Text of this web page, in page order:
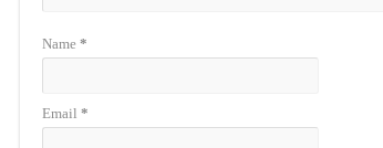
Name *
Email *